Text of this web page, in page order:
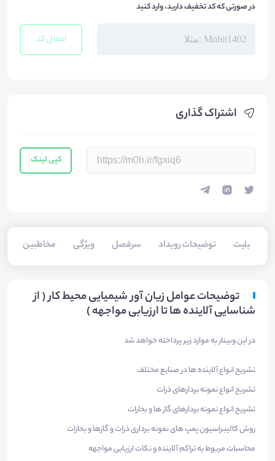
اشتراک گذاری
کپی لینک
بلیت‌ توضیحات رویداد سرفصل ویژگی مخاطبین
در صورتی که کد تخفیف دارید، وارد کنید
اعمال کد
توضیحات عوامل زیان آور شیمیایی محیط کار ( از
شناسایی آلاینده ها تا ارزیابی مواجهه )
در این وبینار به موارد زیر پرداخته خواهد شد
تشریح انواع آلاینده ها در صنایع مختلف
تشریح انواع نمونه بردارهای ذرات
تشریح انواع نمونه بردارهای گاز ها و بخارات
روش کالیبراسیون پمپ های نمونه برداری ذرات و گازها و بخارات
محاسبات مربوط به تراکم آلاینده و نکات ارزیابی مواجهه